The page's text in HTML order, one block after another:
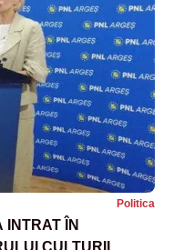
Politica
INTRAT ÎN
CULTURII.